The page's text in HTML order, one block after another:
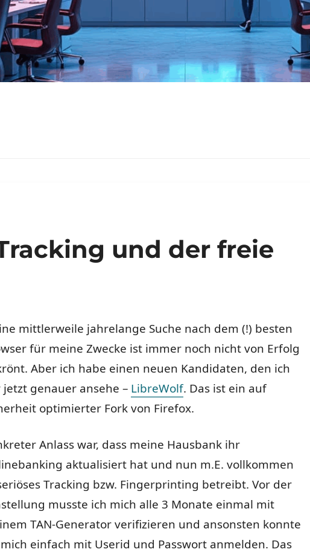
und der freie
mittlerweile jahrelange Suche nach dem (!) besten
für meine Zwecke ist immer noch nicht von Erfolg
Aber ich habe einen neuen Kandidaten, den ich
genauer ansehe – LibreWolf. Das ist ein auf
optimierter Fork von Firefox.
Anlass war, dass meine Hausbank ihr
aktualisiert hat und nun m.E. vollkommen
Tracking bzw. Fingerprinting betreibt. Vor der
musste ich mich alle 3 Monate einmal mit
TAN-Generator verifizieren und ansonsten konnte
einfach mit Userid und Passwort anmelden. Das